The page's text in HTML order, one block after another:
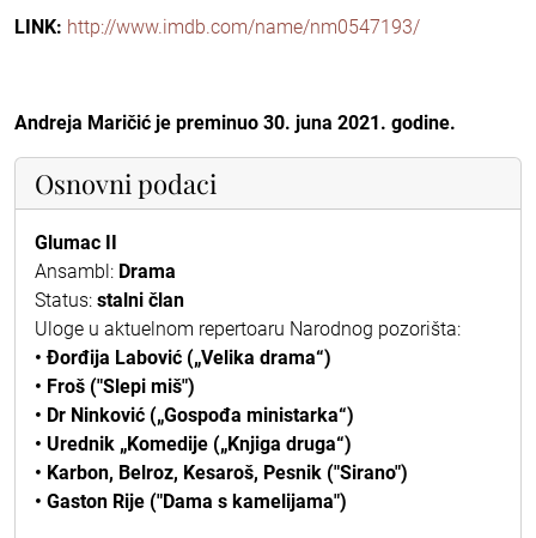
LINK: http://www.imdb.com/name/nm0547193/
Andreja Maričić je preminuo 30. juna 2021. godine.
Osnovni podaci
Glumac II
Ansambl: Drama
Status: stalni član
Uloge u aktuelnom repertoaru Narodnog pozorišta:
• Đorđija Labović („Velika drama“)
• Froš ("Slepi miš")
• Dr Ninković („Gospođa ministarka“)
• Urednik „Komedije („Knjiga druga“)
• Karbon, Belroz, Kesaroš, Pesnik ("Sirano")
• Gaston Rije ("Dama s kamelijama")